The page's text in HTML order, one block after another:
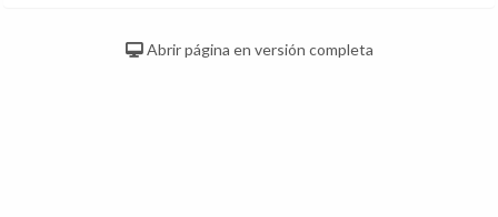
Abrir página en versión completa